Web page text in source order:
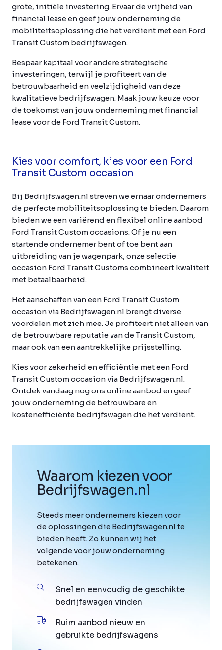
grote, initiële investering. Ervaar de vrijheid van
financial lease en geef jouw onderneming de
mobiliteitsoplossing die het verdient met een Ford
Transit Custom bedrijfswagen.
Bespaar kapitaal voor andere strategische
investeringen, terwijl je profiteert van de
betrouwbaarheid en veelzijdigheid van deze
kwalitatieve bedrijfswagen. Maak jouw keuze voor
de toekomst van jouw onderneming met financial
lease voor de Ford Transit Custom.
Kies voor comfort, kies voor een Ford
Transit Custom occasion
Bij Bedrijfswagen.nl streven we ernaar ondernemers
de perfecte mobiliteitsoplossing te bieden. Daarom
bieden we een variërend en flexibel online aanbod
Ford Transit Custom occasions. Of je nu een
startende ondernemer bent of toe bent aan
uitbreiding van je wagenpark, onze selectie
occasion Ford Transit Customs combineert kwaliteit
met betaalbaarheid.
Het aanschaffen van een Ford Transit Custom
occasion via Bedrijfswagen.nl brengt diverse
voordelen met zich mee. Je profiteert niet alleen van
de betrouwbare reputatie van de Transit Custom,
maar ook van een aantrekkelijke prijsstelling.
Kies voor zekerheid en efficiëntie met een Ford
Transit Custom occasion via Bedrijfswagen.nl.
Ontdek vandaag nog ons online aanbod en geef
jouw onderneming de betrouwbare en
kostenefficiënte bedrijfswagen die het verdient.
Waarom kiezen voor
Bedrijfswagen.nl
Steeds meer ondernemers kiezen voor
de oplossingen die Bedrijfswagen.nl te
bieden heeft. Zo kunnen wij het
volgende voor jouw onderneming
betekenen.
Snel en eenvoudig de geschikte
bedrijfswagen vinden
Ruim aanbod nieuw en
gebruikte bedrijfswagens